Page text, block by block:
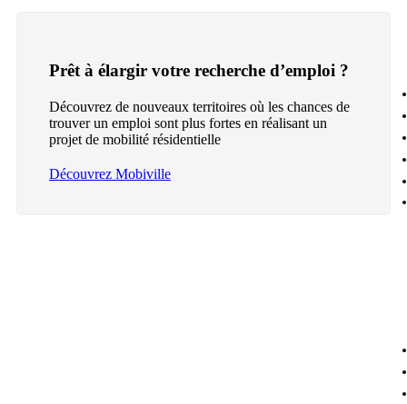
Prêt à élargir votre recherche d’emploi ?
Découvrez de nouveaux territoires où les chances de
trouver un emploi sont plus fortes en réalisant un
projet de mobilité résidentielle
Découvrez Mobiville